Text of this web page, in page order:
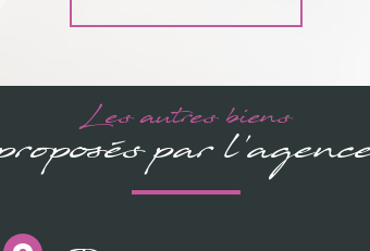
Les autres biens
par